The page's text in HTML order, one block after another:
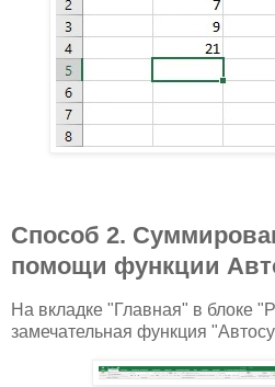
Способ 2.
помощи функции
На вкладке "Главная" в блоке
замечательная функция